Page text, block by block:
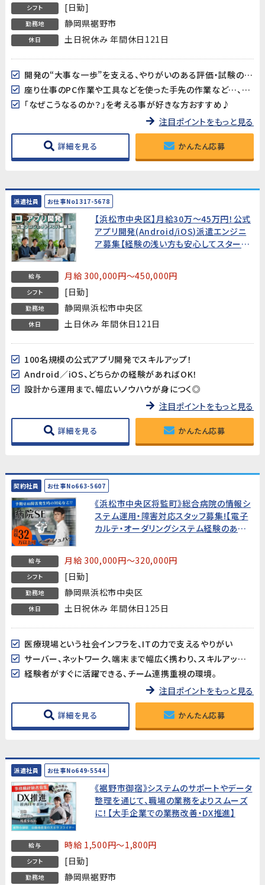
シフト [日勤]
勤務地 静岡県裾野市
休日 土日祝休み 年間休日121日
開発の“大事な一歩”を支える、やりがいのある評価・試験のお仕事
座り仕事のPC作業や工具などを使った手先の作業など…、色々あって楽しい！
「なぜこうなるのか？」を考える事が好きな方おすすめ♪
注目ポイントをもっと見る
詳細を見る かんたん応募
派遣社員 お仕事No1317-5678
【浜松市中央区】月給30万～45万円！公式
アプリ開発(Android/iOS)派遣エンジニ
ア募集【経験の浅い方も安心してスタート
給与 月給 300,000円～450,000円
シフト [日勤]
勤務地 静岡県浜松市中央区
休日 土日休み 年間休日121日
100名規模の公式アプリ開発でスキルアップ！
Android／iOS、どちらかの経験があればOK！
設計から運用まで、幅広いノウハウが身につく◎
注目ポイントをもっと見る
詳細を見る かんたん応募
契約社員 お仕事No663-5607
《浜松市中央区将監町》総合病院の情報シ
ステム運用・障害対応スタッフ募集!【電子
カルテ・オーダリングシステム経験のある
給与 月給 300,000円～320,000円
シフト [日勤]
勤務地 静岡県浜松市中央区
休日 土日祝休み 年間休日125日
医療現場という社会インフラを、ITの力で支えるやりがい
サーバー、ネットワーク、端末まで幅広く携わり、スキルアップできる環境
経験者がすぐに活躍できる、チーム連携重視の環境。
注目ポイントをもっと見る
詳細を見る かんたん応募
派遣社員 お仕事No649-5544
《裾野市御宿》システムのサポートやデータ
整理を通じて、職場の業務をよりスムーズ
に！【大手企業での業務改善・DX推進】
給与 時給 1,500円～1,800円
シフト [日勤]
勤務地 静岡県裾野市